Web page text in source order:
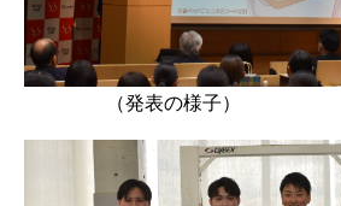
（発表の様子）